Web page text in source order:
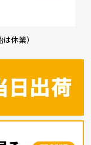
休業）